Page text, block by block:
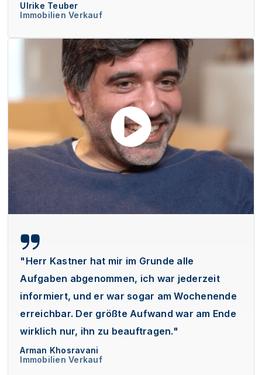
Ulrike Teuber
Immobilien Verkauf
"Herr Kastner hat mir im Grunde alle
Aufgaben abgenommen, ich war jederzeit
informiert, und er war sogar am Wochenende
erreichbar. Der größte Aufwand war am Ende
wirklich nur, ihn zu beauftragen."
Arman Khosravani
Immobilien Verkauf